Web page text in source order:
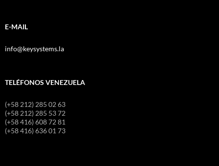
E-MAIL
info@keysystems.la
TELÉFONOS VENEZUELA
(+58 212) 285 02 63
(+58 212) 285 53 72
(+58 416) 608 72 81
(+58 416) 636 01 73